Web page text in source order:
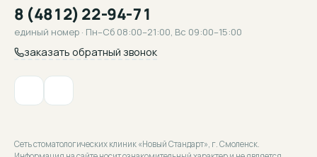
8 (4812) 22-94-71
единый номер · Пн–Сб 08:00–21:00, Вс 09:00–15:00
заказать обратный звонок
Сеть стоматологических клиник «Новый Стандарт», г. Смоленск.